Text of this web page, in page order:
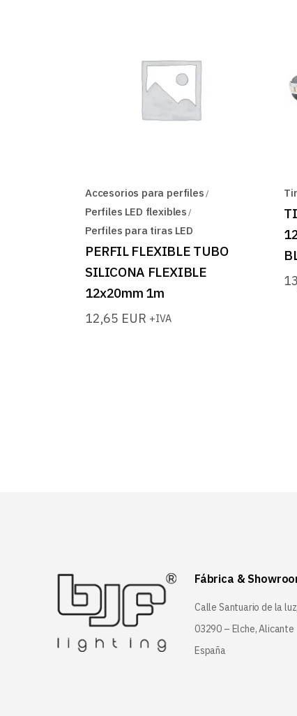
Accesorios para perfiles
Perfiles LED flexibles
Perfiles para tiras LED
PERFIL FLEXIBLE TUBO
SILICONA FLEXIBLE
12x20mm 1m
12,65 EUR +IVA
Fábrica &
Calle Santuario de la
03290 – Elche, Alicante
España